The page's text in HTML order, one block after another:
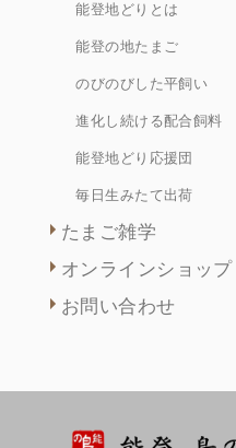
能登地どりとは
能登の地たまご
のびのびした平飼い
進化し続ける配合飼料
能登地どり応援団
毎日生みたて出荷
たまご雑学
オンラインショップ
お問い合わせ